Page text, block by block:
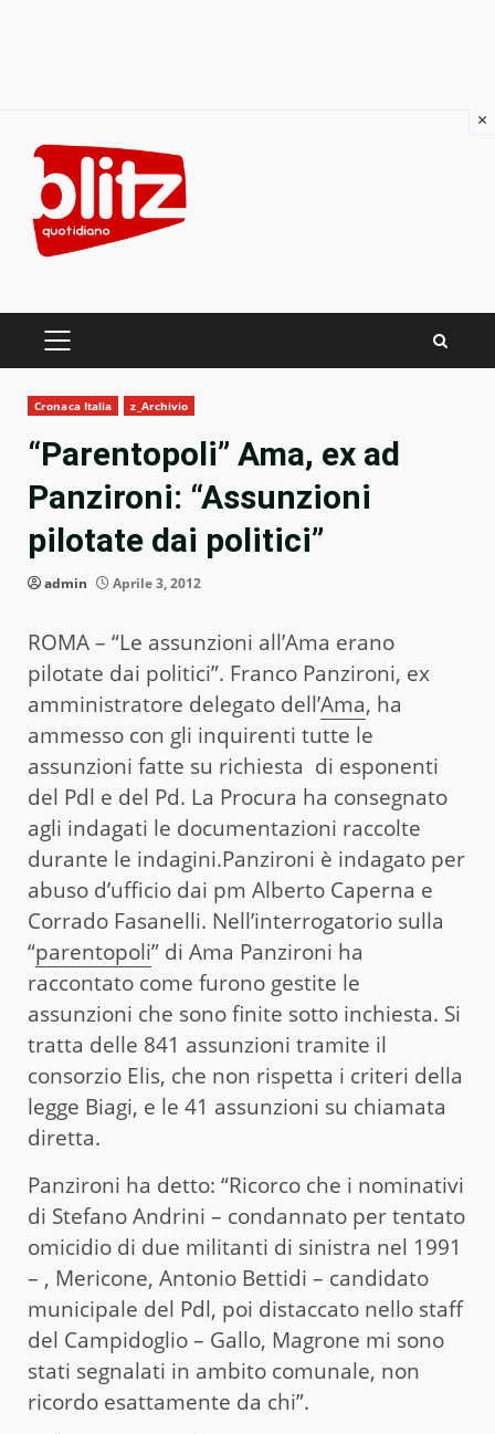
content
PRIMARY
Cronaca Italia z_Archivio
“Parentopoli” Ama, ex ad
Panzironi: “Assunzioni
pilotate dai politici”
admin Aprile 3, 2012
ROMA – “Le assunzioni all’Ama erano
pilotate dai politici”. Franco Panzironi, ex
amministratore delegato dell’Ama, ha
ammesso con gli inquirenti tutte le
assunzioni fatte su richiesta di esponenti
del Pdl e del Pd. La Procura ha consegnato
agli indagati le documentazioni raccolte
durante le indagini.Panzironi è indagato per
abuso d’ufficio dai pm Alberto Caperna e
Corrado Fasanelli. Nell’interrogatorio sulla
“parentopoli” di Ama Panzironi ha
raccontato come furono gestite le
assunzioni che sono finite sotto inchiesta. Si
tratta delle 841 assunzioni tramite il
consorzio Elis, che non rispetta i criteri della
legge Biagi, e le 41 assunzioni su chiamata
diretta.
Panzironi ha detto: “Ricorco che i nominativi
di Stefano Andrini – condannato per tentato
omicidio di due militanti di sinistra nel 1991
– , Mericone, Antonio Bettidi – candidato
municipale del Pdl, poi distaccato nello staff
del Campidoglio – Gallo, Magrone mi sono
stati segnalati in ambito comunale, non
ricordo esattamente da chi”.
×